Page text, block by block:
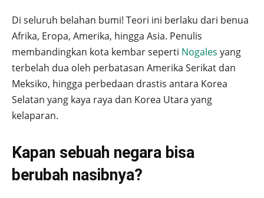
Di seluruh belahan bumi! Teori ini berlaku dari benua
Afrika, Eropa, Amerika, hingga Asia. Penulis
membandingkan kota kembar seperti Nogales yang
terbelah dua oleh perbatasan Amerika Serikat dan
Meksiko, hingga perbedaan drastis antara Korea
Selatan yang kaya raya dan Korea Utara yang
kelaparan.
Kapan sebuah negara bisa
berubah nasibnya?